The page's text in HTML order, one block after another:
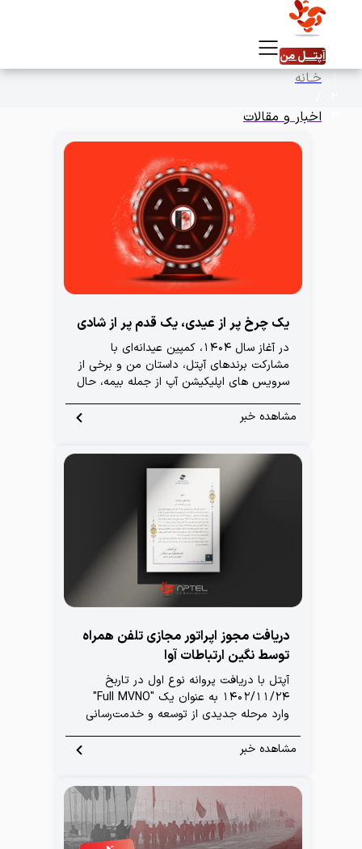
آپتـــل ‌من
خـانه
اخبار و مقالات
یک چرخ پر از عیدی، یک قدم پر از شادی
در آغاز سال ۱۴۰۴، کمپین عیدانه‌ای با
مشارکت برندهای آپتل، داستان من و برخی از
سرویس های اپلیکیشن آپ از جمله بیمه، حال
و سلامت، بلیت پرواز و طلا برگزار شد،
گردونه‌ای جذاب که با استقبال چشمگیر
تجربه‌ای متفاوت از خدمات دیجیتال به
حساب آمد
مشاهده خبر
دریافت مجوز اپراتور مجازی تلفن همراه
توسط نگین ارتباطات آوا
آپتل با دریافت پروانه نوع اول در تاربخ
1402/11/24 به عنوان یک "Full MVNO"
وارد مرحله جدیدی از توسعه و خدمت‌رسانی
و تجهیزات فنی مستقل، قادر بود
مدیریت کند.
مشاهده خبر